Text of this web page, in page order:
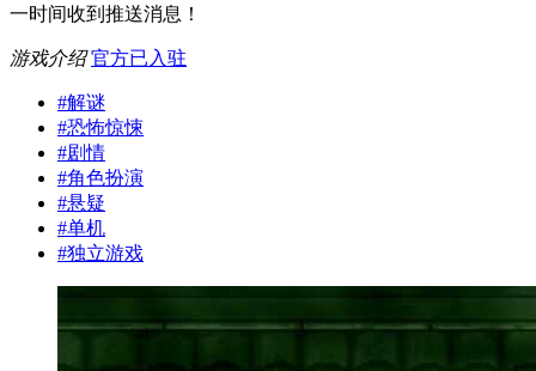
一时间收到推送消息！
游戏介绍 官方已入驻
#解谜
#恐怖惊悚
#剧情
#角色扮演
#悬疑
#单机
#独立游戏